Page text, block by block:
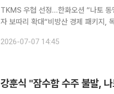
TKMS 우협 선정…한화오션 “나토 동
자 보따리 확대“비방산 경제 패키지,
국이 제시한 대규모 비방산 국가경제
2026-07-07 14:45
강훈식 "잠수함 수주 불발,